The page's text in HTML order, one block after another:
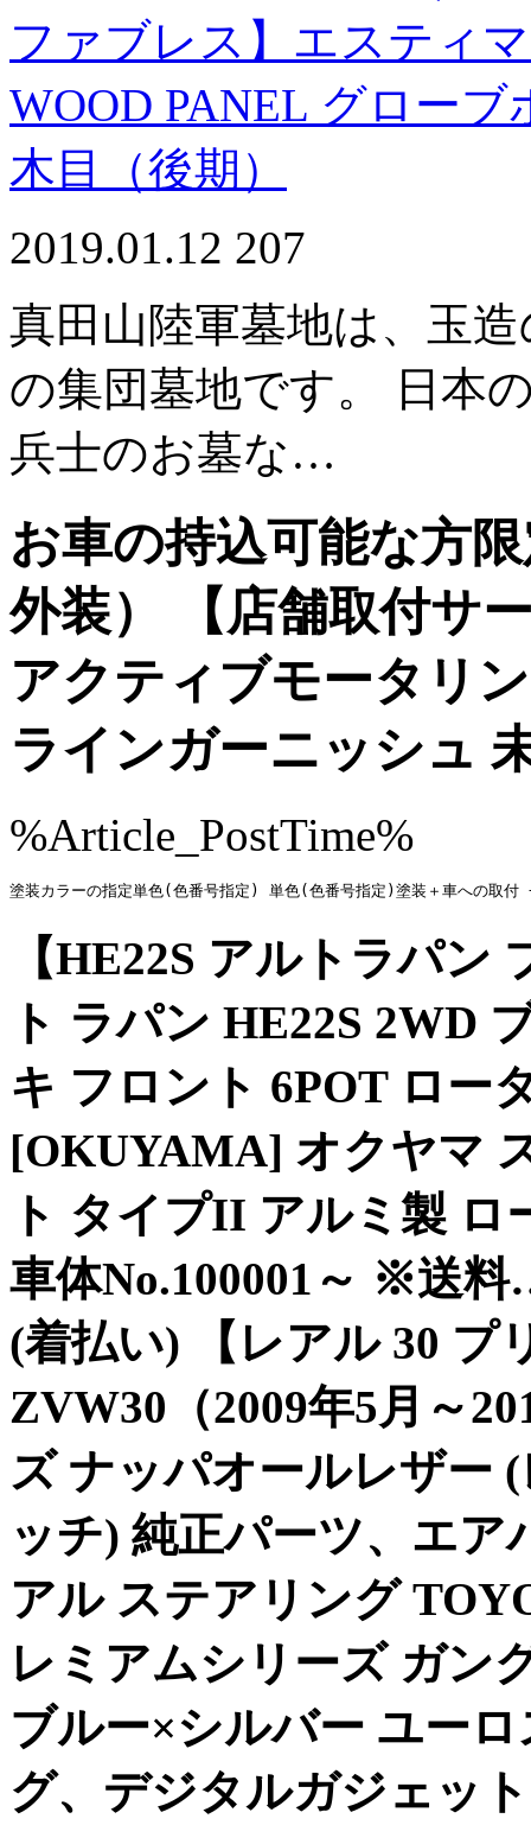
ファブレス】エスティ
WOOD PANEL グロー
木目（後期）
2019.01.12 207
真田山陸軍墓地は、玉
の集団墓地です。 日本
兵士のお墓な…
お車の持込可能な方
外装） 【店舗取付サ
アクティブモータリ
ラインガーニッシュ
%Article_PostTime%
塗装カラーの指定単色(色番号指定) 単色(色番号指定)塗装＋車への取付
【HE22S アルトラパ
ト ラパン HE22S 2WD
キ フロント 6POT ロー
[OKUYAMA] オクヤマ
ト タイプII アルミ製 ロ
車体No.100001～ ※送
(着払い) 【レアル 30 プ
ZVW30（2009年5月～
ズ ナッパオールレザー
ッチ) 純正パーツ、エア
アル ステアリング
レミアムシリーズ ガン
ブルー×シルバー ユー
グ、デジタルガジェッ